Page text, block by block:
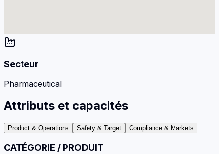
Secteur
Pharmaceutical
Attributs et capacités
Product & Operations Safety & Target Compliance & Markets
CATÉGORIE / PRODUIT